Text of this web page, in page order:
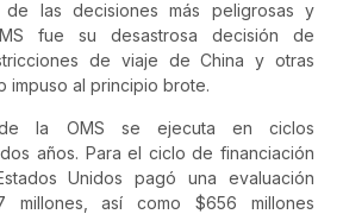
las decisiones más peligrosas y
fue su desastrosa decisión de
de viaje de China y otras
impuso al principio brote.
de la OMS se ejecuta en ciclos
años. Para el ciclo de financiación
Unidos pagó una evaluación
millones, así como $656 millones